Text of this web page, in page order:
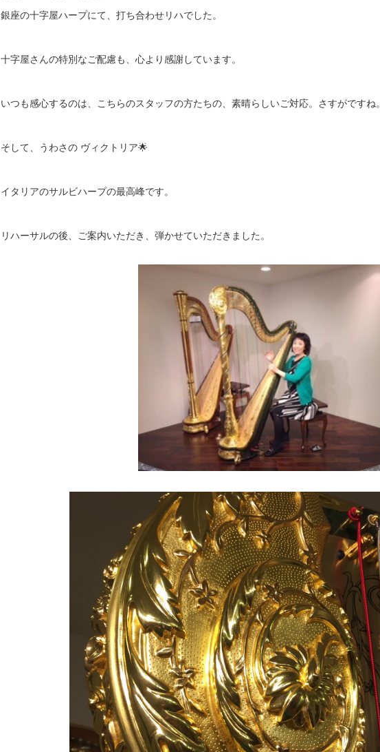
銀座の十字屋ハープにて、打ち合わせリハでした。
十字屋さんの特別なご配慮も、心より感謝しています。
いつも感心するのは、こちらのスタッフの方たちの、素晴らしいご対応。さすがですね。
そして、うわさの ヴィクトリア🌟
イタリアのサルビハープの最高峰です。
リハーサルの後、ご案内いただき、弾かせていただきました。